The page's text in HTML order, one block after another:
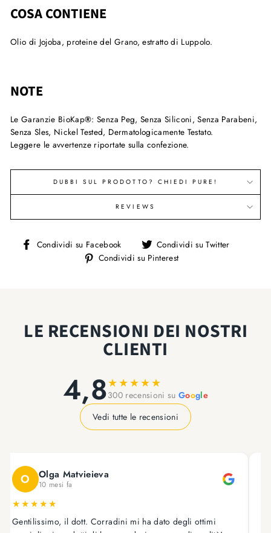
COSA CONTIENE
Olio di Jojoba, proteine del Grano, estratto di Luppolo.
NOTE
Le Garanzie BioKap®: Senza Peg, Senza Siliconi, Senza Parabeni,
Senza Sles, Nickel Tested, Dermatologicamente Testato.
Leggere le avvertenze riportate sulla confezione.
DUBBI SUL PRODOTTO? CHIEDI PURE!
REVIEWS
Condividi su Facebook
Condividi
su
Condividi su Twitter
Condividi su Pinterest
LE RECENSIONI DEI NOSTRI
CLIENTI
4,8★★★★★
300 recensioni suGoogle
Vedi tutte le recensioni
O Olga Matvieieva
10 mesi fa
★★★★★
Gentilissimo, il dott. Corradini mi ha dato degli ottimi